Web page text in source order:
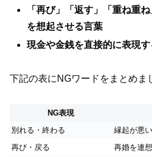
「再び」「返す」「重ね重
を想起させる言葉
現金や金銭を直接的に表現す
下記の表にNGワードをまとめま
NG表現
別れる・終わる
縁起が悪い
再び・戻る
再婚を連